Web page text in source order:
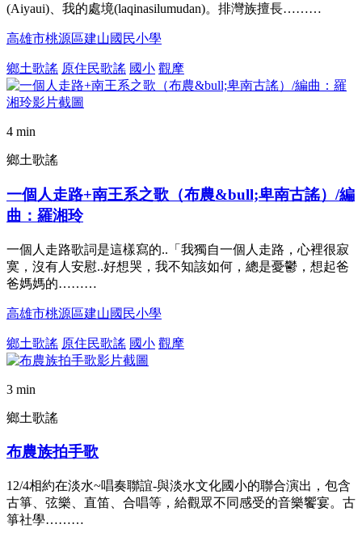
(Aiyaui)、我的處境(laqinasilumudan)。排灣族擅長………
高雄市桃源區建山國民小學
鄉土歌謠 原住民歌謠 國小 觀摩
4 min
鄉土歌謠
一個人走路+南王系之歌（布農&bull;卑南古謠）/編
曲：羅湘玲
一個人走路歌詞是這樣寫的..「我獨自一個人走路，心裡很寂
寞，沒有人安慰..好想哭，我不知該如何，總是憂鬱，想起爸
爸媽媽的………
高雄市桃源區建山國民小學
鄉土歌謠 原住民歌謠 國小 觀摩
3 min
鄉土歌謠
布農族拍手歌
12/4相約在淡水~唱奏聯誼-與淡水文化國小的聯合演出，包含
古箏、弦樂、直笛、合唱等，給觀眾不同感受的音樂饗宴。古
箏社學………